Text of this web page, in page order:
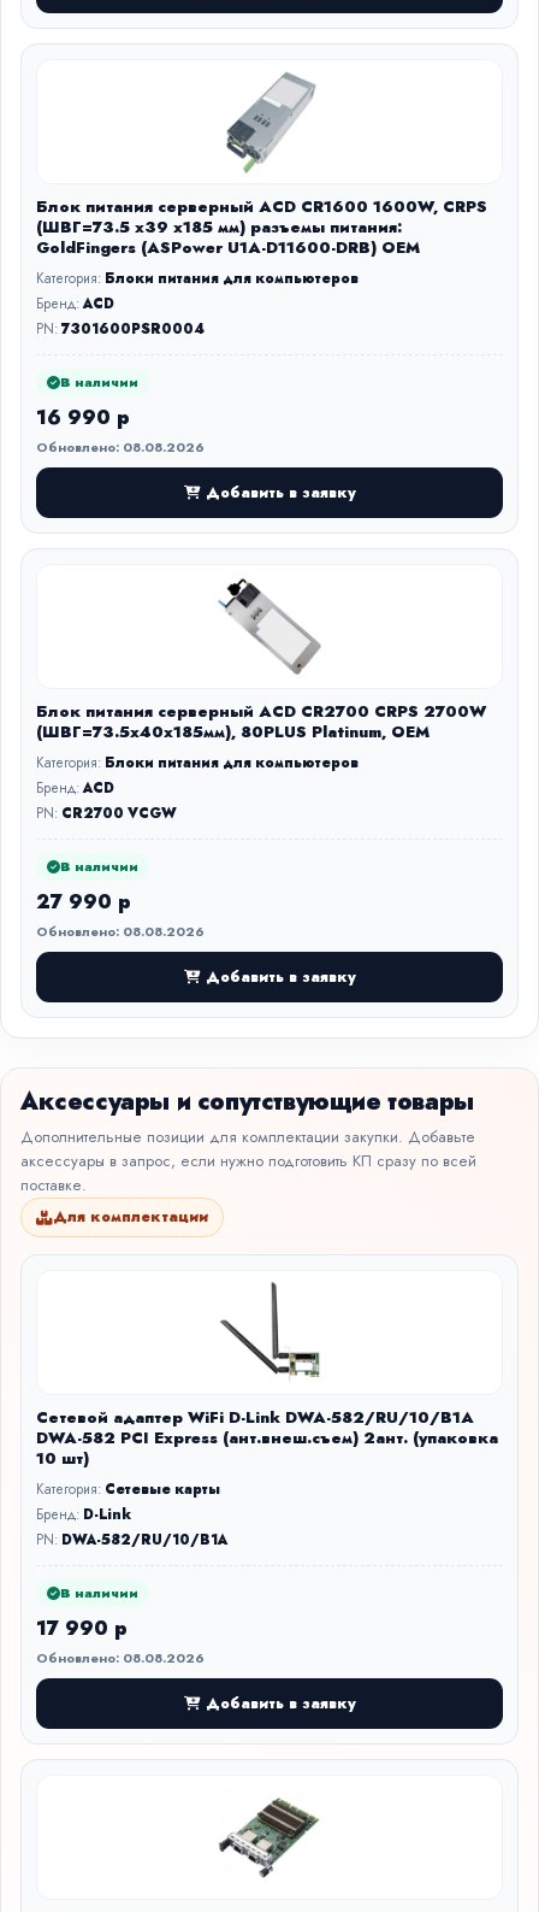
Блок питания серверный ACD CR1600 1600W, CRPS
(ШВГ=73.5 х39 х185 мм) разъемы питания:
GoldFingers (ASPower U1A-D11600-DRB) OEM
Категория: Блоки питания для компьютеров
Бренд:ACD
PN:7301600PSR0004
В наличии
16 990 р
Обновлено: 08.08.2026
Добавить в заявку
Блок питания серверный ACD CR2700 CRPS 2700W
(ШВГ=73.5x40x185мм), 80PLUS Platinum, OEM
Категория: Блоки питания для компьютеров
Бренд:ACD
PN: CR2700 VCGW
В наличии
27 990 р
Обновлено: 08.08.2026
Добавить в заявку
Аксессуары и сопутствующие товары
Дополнительные позиции для комплектации закупки. Добавьте
аксессуары в запрос, если нужно подготовить КП сразу по всей
поставке.
Для комплектации
Сетевой адаптер WiFi D-Link DWA-582/RU/10/B1A
DWA-582 PCI Express (ант.внеш.съем) 2ант. (упаковка
10 шт)
Категория: Сетевые карты
Бренд: D-Link
PN: DWA-582/RU/10/B1A
В наличии
17 990 р
Обновлено: 08.08.2026
Добавить в заявку